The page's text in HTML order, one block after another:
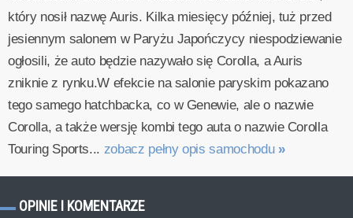
który nosił nazwę Auris. Kilka miesięcy później, tuż przed
jesiennym salonem w Paryżu Japończycy niespodziewanie
ogłosili, że auto będzie nazywało się Corolla, a Auris
zniknie z rynku.W efekcie na salonie paryskim pokazano
tego samego hatchbacka, co w Genewie, ale o nazwie
Corolla, a także wersję kombi tego auta o nazwie Corolla
Touring Sports... zobacz pełny opis samochodu »
OPINIE I KOMENTARZE